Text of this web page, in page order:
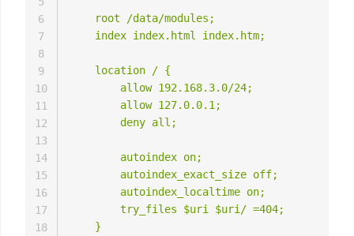
    root /data/modules;
    index index.html index.htm;
    location / {
        allow 192.168.3.0/24;
        allow 127.0.0.1;
        deny all;
        autoindex on;
        autoindex_exact_size off;
        autoindex_localtime on;
        try_files $uri $uri/ =404;
    }
6
7
8
9
10
11
12
13
14
15
16
17
18